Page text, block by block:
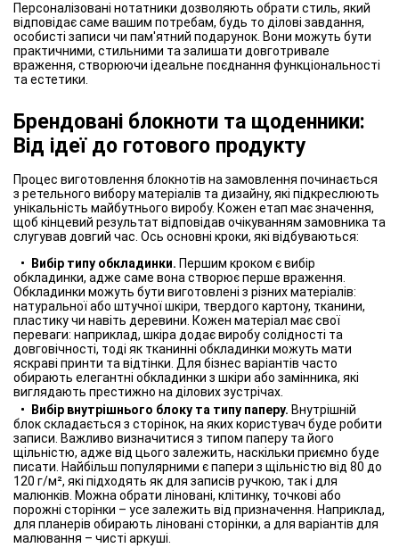
Персоналізовані нотатники дозволяють обрати стиль, який
відповідає саме вашим потребам, будь то ділові завдання,
особисті записи чи пам'ятний подарунок. Вони можуть бути
практичними, стильними та залишати довготривале
враження, створюючи ідеальне поєднання функціональності
та естетики.
Брендовані блокноти та щоденники:
Від ідеї до готового продукту
Процес виготовлення блокнотів на замовлення починається
з ретельного вибору матеріалів та дизайну, які підкреслюють
унікальність майбутнього виробу. Кожен етап має значення,
щоб кінцевий результат відповідав очікуванням замовника та
слугував довгий час. Ось основні кроки, які відбуваються:
Вибір типу обкладинки. Першим кроком є вибір
обкладинки, адже саме вона створює перше враження.
Обкладинки можуть бути виготовлені з різних матеріалів:
натуральної або штучної шкіри, твердого картону, тканини,
пластику чи навіть деревини. Кожен матеріал має свої
переваги: наприклад, шкіра додає виробу солідності та
довговічності, тоді як тканинні обкладинки можуть мати
яскраві принти та відтінки. Для бізнес варіантів часто
обирають елегантні обкладинки з шкіри або замінника, які
виглядають престижно на ділових зустрічах.
Вибір внутрішнього блоку та типу паперу. Внутрішній
блок складається з сторінок, на яких користувач буде робити
записи. Важливо визначитися з типом паперу та його
щільністю, адже від цього залежить, наскільки приємно буде
писати. Найбільш популярними є папери з щільністю від 80 до
120 г/м², які підходять як для записів ручкою, так і для
малюнків. Можна обрати ліновані, клітинку, точкові або
порожні сторінки – усе залежить від призначення. Наприклад,
для планерів обирають ліновані сторінки, а для варіантів для
малювання – чисті аркуші.